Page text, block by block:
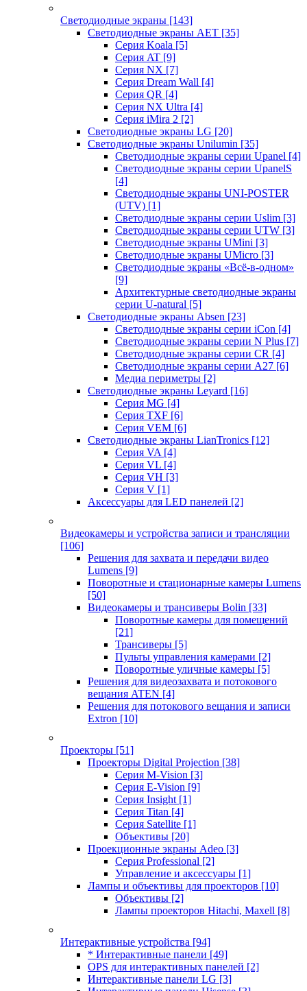
Светодиодные экраны [143]
Светодиодные экраны AET [35]
Cерия Koala [5]
Серия AT [9]
Серия NX [7]
Серия Dream Wall [4]
Серия QR [4]
Серия NX Ultra [4]
Серия iMira 2 [2]
Светодиодные экраны LG [20]
Светодиодные экраны Unilumin [35]
Светодиодные экраны серии Upanel [4]
Светодиодные экраны серии UpanelS
[4]
Светодиодные экраны UNI-POSTER
(UTV) [1]
Светодиодные экраны серии Uslim [3]
Светодиодные экраны серии UTW [3]
Светодиодные экраны UMini [3]
Светодиодные экраны UMicro [3]
Светодиодные экраны «Всё-в-одном»
[9]
Архитектурные светодиодные экраны
серии U-natural [5]
Светодиодные экраны Absen [23]
Светодиодные экраны серии iCon [4]
Светодиодные экраны серии N Plus [7]
Светодиодные экраны серии CR [4]
Светодиодные экраны серии А27 [6]
Медиа периметры [2]
Светодиодные экраны Leyard [16]
Серия MG [4]
Серия TXF [6]
Серия VEM [6]
Светодиодные экраны LianTronics [12]
Серия VA [4]
Серия VL [4]
Серия VH [3]
Серия V [1]
Аксессуары для LED панелей [2]
Видеокамеры и устройства записи и трансляции
[106]
Решения для захвата и передачи видео
Lumens [9]
Поворотные и стационарные камеры Lumens
[50]
Видеокамеры и трансиверы Bolin [33]
Поворотные камеры для помещений
[21]
Трансиверы [5]
Пульты управления камерами [2]
Поворотные уличные камеры [5]
Решения для видеозахвата и потокового
вещания ATEN [4]
Решения для потокового вещания и записи
Extron [10]
Проекторы [51]
Проекторы Digital Projection [38]
Серия M-Vision [3]
Серия E-Vision [9]
Серия Insight [1]
Серия Titan [4]
Серия Satellite [1]
Объективы [20]
Проекционные экраны Adeo [3]
Серия Professional [2]
Управление и аксессуары [1]
Лампы и объективы для проекторов [10]
Объективы [2]
Лампы проекторов Hitachi, Maxell [8]
Интерактивные устройства [94]
* Интерактивные панели [49]
OPS для интерактивных панелей [2]
Интерактивные панели LG [3]